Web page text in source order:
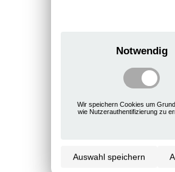
Notwendig
Wir speichern Cookies um
wie Nutzerauthentifizierung zu
Auswahl speichern